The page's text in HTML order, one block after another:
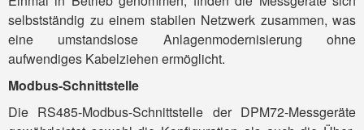
selbst­ständig zu einem stabilen Netz­werk zusammen, was
eine umstands­lose Anlagen­modernisierung ohne
aufwendiges Kabel­ziehen ermöglicht.
Modbus-Schnittstelle
Die RS485-Modbus-Schnittstelle der DPM72-Mess­geräte